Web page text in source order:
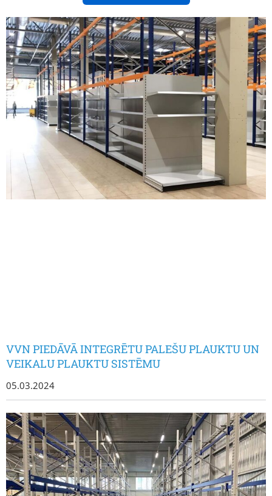
VVN PIEDĀVĀ INTEGRĒTU PALEŠU PLAUKTU UN
VEIKALU PLAUKTU SISTĒMU
05.03.2024